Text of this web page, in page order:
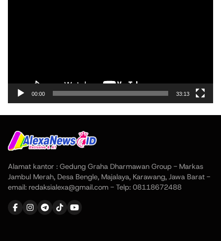
00:00 33:13
Alamat kantor : Gedung Graha Dharmawan Group - Markas
Jambul Merah, Desa Bengle, Majalaya, Karawang, Jawa Barat -
email: redaksialexa@gmail.com - Telp: 08118672488